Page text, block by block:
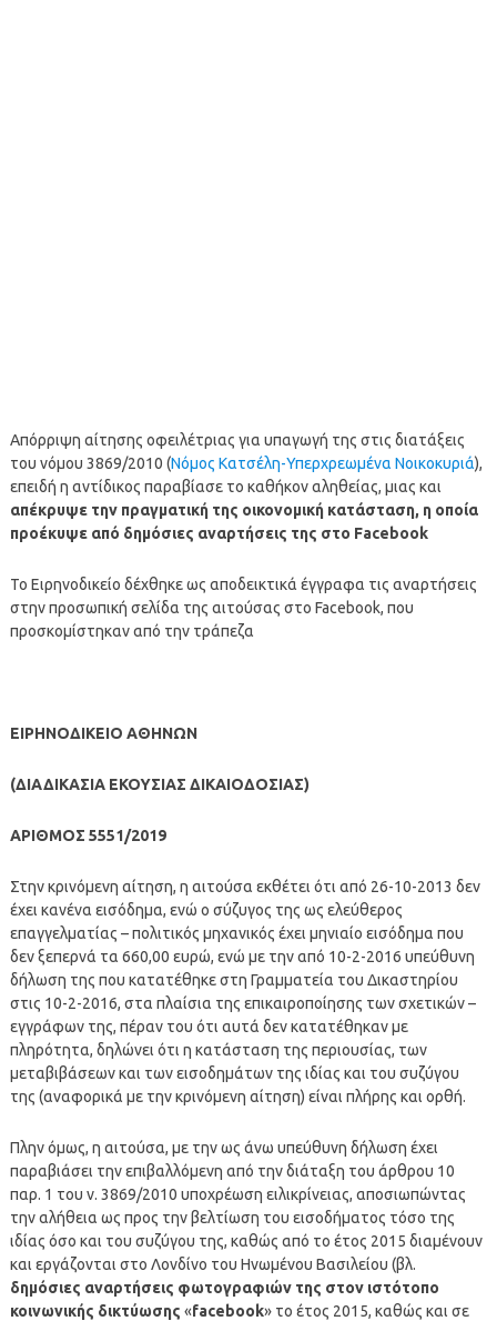
Απόρριψη αίτησης οφειλέτριας για υπαγωγή της στις διατάξεις
του νόμου 3869/2010 (Νόμος Κατσέλη-Υπερχρεωμένα Νοικοκυριά),
επειδή η αντίδικος παραβίασε το καθήκον αληθείας, μιας και
απέκρυψε την πραγματική της οικονομική κατάσταση, η οποία
προέκυψε από δημόσιες αναρτήσεις της στο Facebook
Το Ειρηνοδικείο δέχθηκε ως αποδεικτικά έγγραφα τις αναρτήσεις
στην προσωπική σελίδα της αιτούσας στο Facebook, που
προσκομίστηκαν από την τράπεζα
ΕΙΡΗΝΟΔΙΚΕΙΟ ΑΘΗΝΩΝ
(ΔΙΑΔΙΚΑΣΙΑ ΕΚΟΥΣΙΑΣ ΔΙΚΑΙΟΔΟΣΙΑΣ)
ΑΡΙΘΜΟΣ 5551/2019
Στην κρινόμενη αίτηση, η αιτούσα εκθέτει ότι από 26-10-2013 δεν
έχει κανένα εισόδημα, ενώ ο σύζυγος της ως ελεύθερος
επαγγελματίας – πολιτικός μηχανικός έχει μηνιαίο εισόδημα που
δεν ξεπερνά τα 660,00 ευρώ, ενώ με την από 10-2-2016 υπεύθυνη
δήλωση της που κατατέθηκε στη Γραμματεία του Δικαστηρίου
στις 10-2-2016, στα πλαίσια της επικαιροποίησης των σχετικών –
εγγράφων της, πέραν του ότι αυτά δεν κατατέθηκαν με
πληρότητα, δηλώνει ότι η κατάσταση της περιουσίας, των
μεταβιβάσεων και των εισοδημάτων της ιδίας και του συζύγου
της (αναφορικά με την κρινόμενη αίτηση) είναι πλήρης και ορθή.
Πλην όμως, η αιτούσα, με την ως άνω υπεύθυνη δήλωση έχει
παραβιάσει την επιβαλλόμενη από την διάταξη του άρθρου 10
παρ. 1 του ν. 3869/2010 υποχρέωση ειλικρίνειας, αποσιωπώντας
την αλήθεια ως προς την βελτίωση του εισοδήματος τόσο της
ιδίας όσο και του συζύγου της, καθώς από το έτος 2015 διαμένουν
και εργάζονται στο Λονδίνο του Ηνωμένου Βασιλείου (βλ.
δημόσιες αναρτήσεις φωτογραφιών της στον ιστότοπο
κοινωνικής δικτύωσης «facebook» το έτος 2015, καθώς και σε